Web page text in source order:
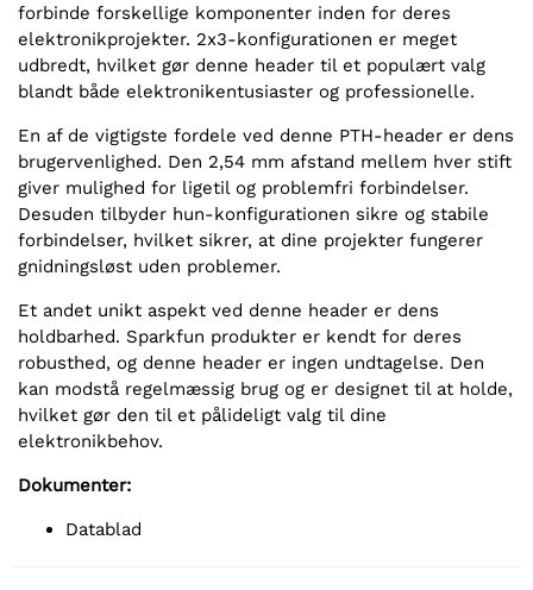
forbinde forskellige komponenter inden for deres
elektronikprojekter. 2x3-konfigurationen er meget
udbredt, hvilket gør denne header til et populært valg
blandt både elektronikentusiaster og professionelle.
En af de vigtigste fordele ved denne PTH-header er dens
brugervenlighed. Den 2,54 mm afstand mellem hver stift
giver mulighed for ligetil og problemfri forbindelser.
Desuden tilbyder hun-konfigurationen sikre og stabile
forbindelser, hvilket sikrer, at dine projekter fungerer
gnidningsløst uden problemer.
Et andet unikt aspekt ved denne header er dens
holdbarhed. Sparkfun produkter er kendt for deres
robusthed, og denne header er ingen undtagelse. Den
kan modstå regelmæssig brug og er designet til at holde,
hvilket gør den til et pålideligt valg til dine
elektronikbehov.
Dokumenter:
Datablad